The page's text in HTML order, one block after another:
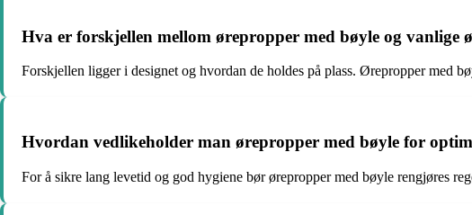
Hva er forskjellen mellom ørepropper med bøyle og vanlige
Forskjellen ligger i designet og hvordan de holdes på plass. Ørepropper med
Hvordan vedlikeholder man ørepropper med bøyle for
For å sikre lang levetid og god hygiene bør ørepropper med bøyle rengjøres